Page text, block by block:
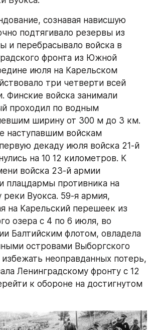
сознавая нависшую
подтягивало резервы из
и перебрасывало войска в
фронта из Южной
июля на Карельском
три четверти всей
Финские войска занимали
проходил по водным
ширину от 300 м до 3 км.
наступавшим войскам
декаду июля войска 21-й
на 10 12 километров. К
войска 23-й армии
плацдармы противника на
реки Вуокса. 59-я армия,
на Карельский перешеек из
озера с 4 по 6 июля, во
Балтийским флотом, овладела
островами Выборгского
неоправданных потерь,
Ленинградскому фронту с 12
к обороне на достигнутом